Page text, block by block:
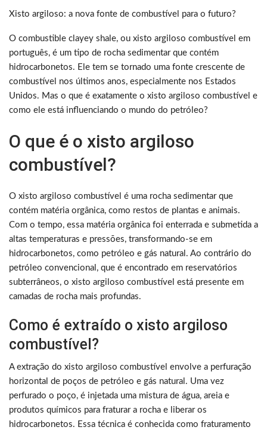
Xisto argiloso: a nova fonte de combustível para o futuro?
O combustible clayey shale, ou xisto argiloso combustível em
português, é um tipo de rocha sedimentar que contém
hidrocarbonetos. Ele tem se tornado uma fonte crescente de
combustível nos últimos anos, especialmente nos Estados
Unidos. Mas o que é exatamente o xisto argiloso combustível e
como ele está influenciando o mundo do petróleo?
O que é o xisto argiloso
combustível?
O xisto argiloso combustível é uma rocha sedimentar que
contém matéria orgânica, como restos de plantas e animais.
Com o tempo, essa matéria orgânica foi enterrada e submetida a
altas temperaturas e pressões, transformando-se em
hidrocarbonetos, como petróleo e gás natural. Ao contrário do
petróleo convencional, que é encontrado em reservatórios
subterrâneos, o xisto argiloso combustível está presente em
camadas de rocha mais profundas.
Como é extraído o xisto argiloso
combustível?
A extração do xisto argiloso combustível envolve a perfuração
horizontal de poços de petróleo e gás natural. Uma vez
perfurado o poço, é injetada uma mistura de água, areia e
produtos químicos para fraturar a rocha e liberar os
hidrocarbonetos. Essa técnica é conhecida como fraturamento